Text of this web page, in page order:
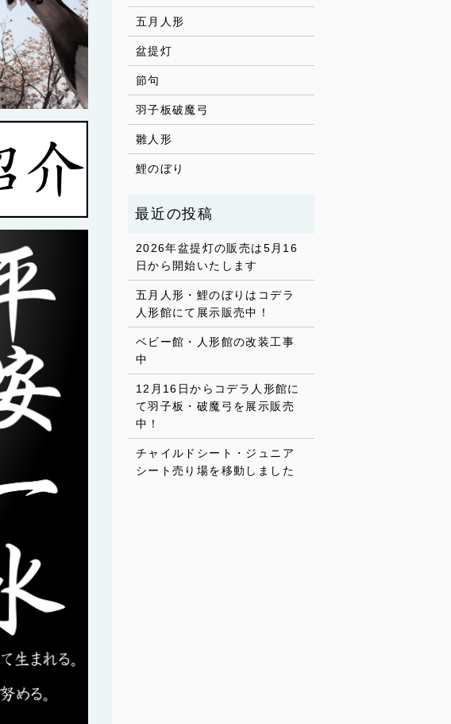
五月人形
盆提灯
節句
羽子板破魔弓
雛人形
鯉のぼり
2026年盆提灯の販売は5月16
日から開始いたします
五月人形・鯉のぼりはコデラ
人形館にて展示販売中！
ベビー館・人形館の改装工事
中
12月16日からコデラ人形館に
て羽子板・破魔弓を展示販売
中！
チャイルドシート・ジュニア
シート売り場を移動しました